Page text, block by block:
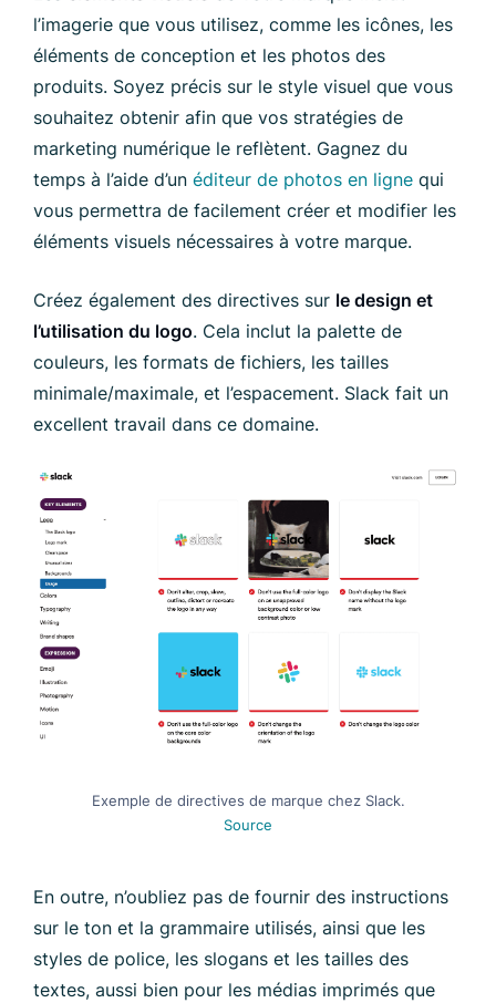
l’imagerie que vous utilisez, comme les icônes, les
éléments de conception et les photos des
produits. Soyez précis sur le style visuel que vous
souhaitez obtenir afin que vos stratégies de
marketing numérique le reflètent. Gagnez du
temps à l’aide d’un éditeur de photos en ligne qui
vous permettra de facilement créer et modifier les
éléments visuels nécessaires à votre marque.
Créez également des directives sur le design et
l’utilisation du logo. Cela inclut la palette de
couleurs, les formats de fichiers, les tailles
minimale/maximale, et l’espacement. Slack fait un
excellent travail dans ce domaine.
Exemple de directives de marque chez Slack.
Source
En outre, n’oubliez pas de fournir des instructions
sur le ton et la grammaire utilisés, ainsi que les
styles de police, les slogans et les tailles des
textes, aussi bien pour les médias imprimés que